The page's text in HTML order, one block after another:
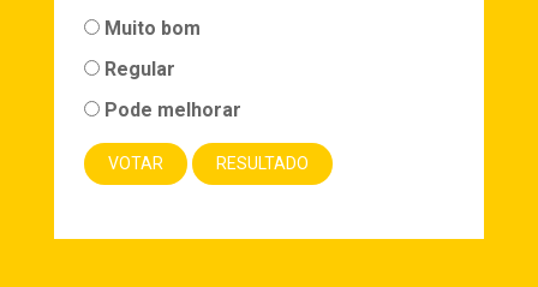
Muito bom
Regular
Pode melhorar